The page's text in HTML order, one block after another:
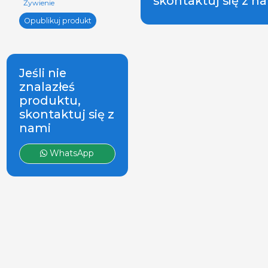
Żywienie
Opublikuj produkt
Jeśli nie
znalazłeś
produktu,
skontaktuj się z
nami
WhatsApp